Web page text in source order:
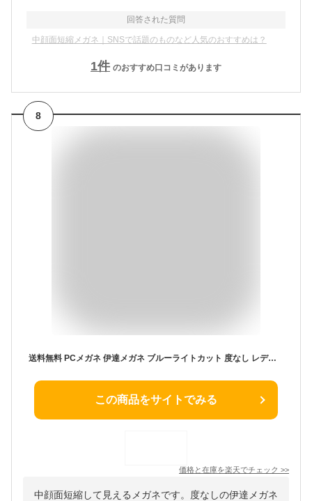
回答された質問
中顔面短縮メガネ｜SNSで話題のものなど人気のおすすめは？
1件 のおすすめ口コミがあります
8
送料無料 PCメガネ 伊達メガネ ブルーライトカット 度なし レディース 眼鏡 ボストン型 保護メガネ パソコン作業 大人用 カジュアル おしゃれ ダテメガネ 伊達めがね 小顔効果 目を保護する 目に優しい 普段使い オフィス 女性 ファッション小物
この商品をサイトでみる
価格と在庫を楽天でチェック >>
中顔面短縮して見えるメガネです。度なしの伊達メガネ